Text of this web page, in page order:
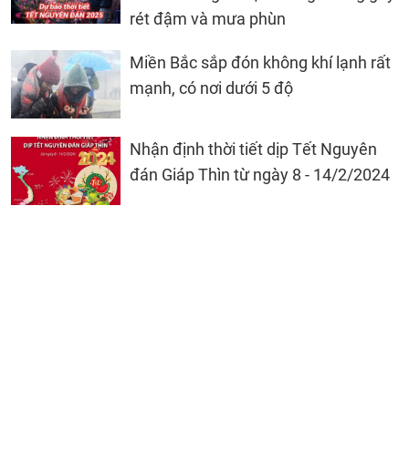
rét đậm và mưa phùn
Miền Bắc sắp đón không khí lạnh rất
mạnh, có nơi dưới 5 độ
Nhận định thời tiết dịp Tết Nguyên
đán Giáp Thìn từ ngày 8 - 14/2/2024